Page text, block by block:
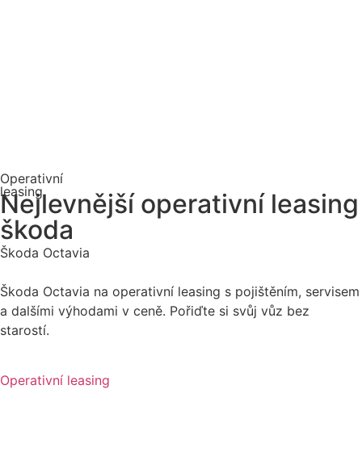
Operativní
leasing
Nejlevnější operativní leasing
škoda
Škoda Octavia
Škoda Octavia na operativní leasing s pojištěním, servisem
a dalšími výhodami v ceně. Pořiďte si svůj vůz bez
starostí.
Operativní leasing